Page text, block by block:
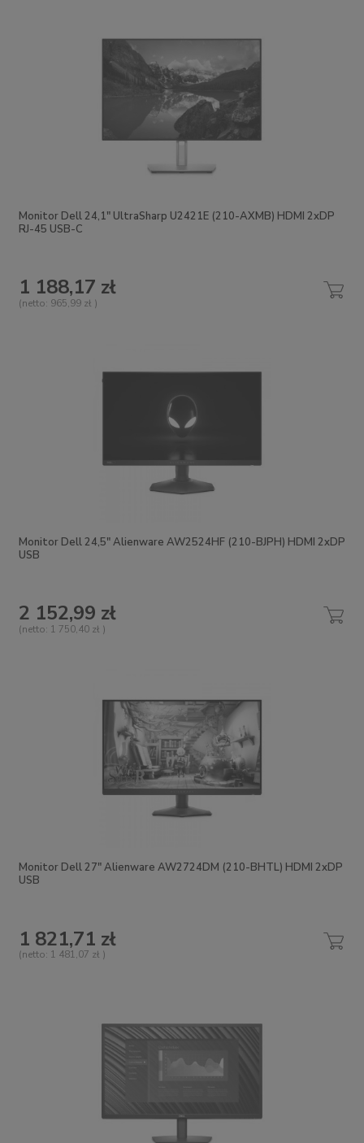
Monitor Dell 24,1" UltraSharp U2421E (210-AXMB) HDMI 2xDP
RJ-45 USB-C
1 188,17 zł
(netto: 965,99 zł )
Monitor Dell 24,5" Alienware AW2524HF (210-BJPH) HDMI 2xDP
USB
2 152,99 zł
(netto: 1 750,40 zł )
Monitor Dell 27" Alienware AW2724DM (210-BHTL) HDMI 2xDP
USB
1 821,71 zł
(netto: 1 481,07 zł )